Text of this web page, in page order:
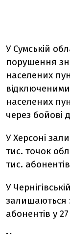
У Сумській
порушення
населених
відключеними
населених
через бойові
У Херсоні
тис. точок
тис.
У
залишаються
абонентів у